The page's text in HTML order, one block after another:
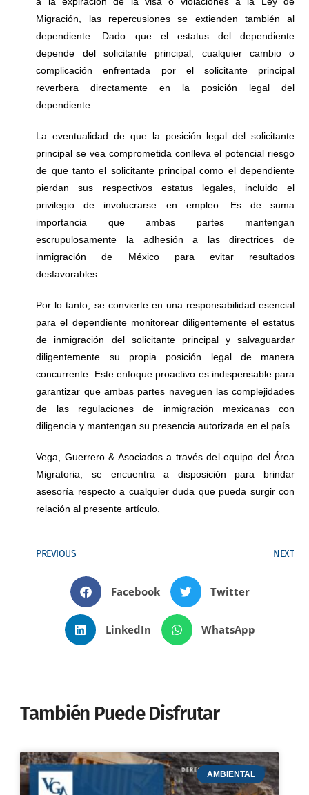
Migración, las repercusiones se extienden también al
dependiente. Dado que el estatus del dependiente
depende del solicitante principal, cualquier cambio o
complicación enfrentada por el solicitante principal
reverbera directamente en la posición legal del
dependiente.
La eventualidad de que la posición legal del solicitante
principal se vea comprometida conlleva el potencial riesgo
de que tanto el solicitante principal como el dependiente
pierdan sus respectivos estatus legales, incluido el
privilegio de involucrarse en empleo. Es de suma
importancia que ambas partes mantengan
escrupulosamente la adhesión a las directrices de
inmigración de México para evitar resultados
desfavorables.
Por lo tanto, se convierte en una responsabilidad esencial
para el dependiente monitorear diligentemente el estatus
de inmigración del solicitante principal y salvaguardar
diligentemente su propia posición legal de manera
concurrente. Este enfoque proactivo es indispensable para
garantizar que ambas partes naveguen las complejidades
de las regulaciones de inmigración mexicanas con
diligencia y mantengan su presencia autorizada en el país.
Vega, Guerrero & Asociados a través del equipo del Área
Migratoria, se encuentra a disposición para brindar
asesoría respecto a cualquier duda que pueda surgir con
relación al presente artículo.
PREVIOUS NEXT
Facebook Twitter
LinkedIn WhatsApp
También Puede Disfrutar
AMBIENTAL